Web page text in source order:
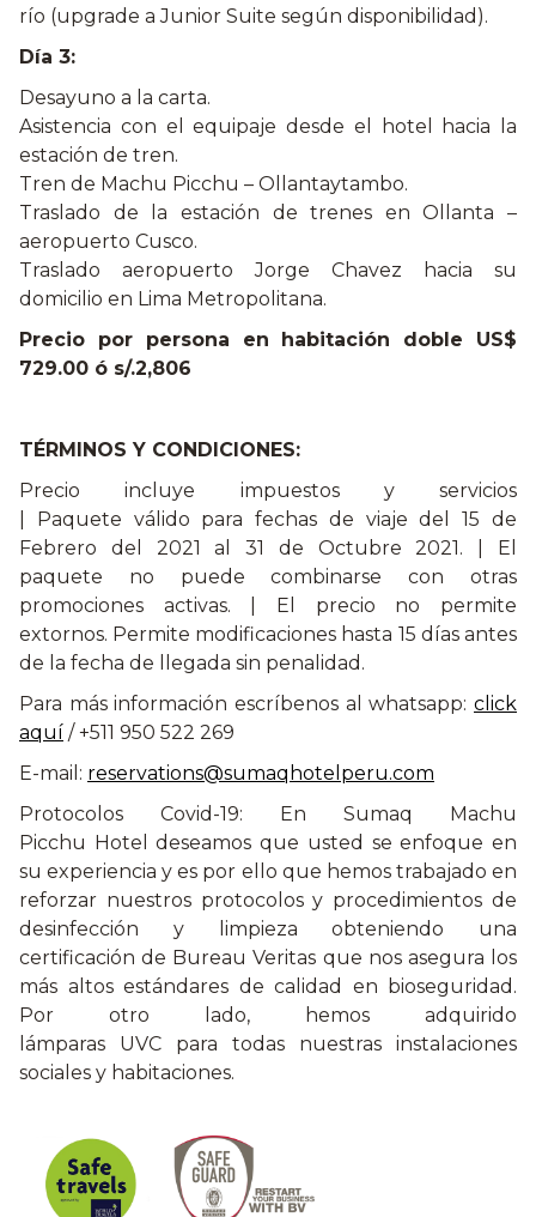
río (upgrade a Junior Suite según disponibilidad).
Día 3:
Desayuno a la carta.
Asistencia con el equipaje desde el hotel hacia la
estación de tren.
Tren de Machu Picchu – Ollantaytambo.
Traslado de la estación de trenes en Ollanta –
aeropuerto Cusco.
Traslado aeropuerto Jorge Chavez hacia su
domicilio en Lima Metropolitana.
Precio por persona en habitación doble US$
729.00 ó s/.2,806
TÉRMINOS Y CONDICIONES:
Precio incluye impuestos y servicios
| Paquete válido para fechas de viaje del 15 de
Febrero del 2021 al 31 de Octubre 2021. | El
paquete no puede combinarse con otras
promociones activas. | El precio no permite
extornos. Permite modificaciones hasta 15 días antes
de la fecha de llegada sin penalidad.
Para más información escríbenos al whatsapp: click
aquí / +511 950 522 269
E-mail: reservations@sumaqhotelperu.com
Protocolos Covid-19: En Sumaq Machu
Picchu Hotel deseamos que usted se enfoque en
su experiencia y es por ello que hemos trabajado en
reforzar nuestros protocolos y procedimientos de
desinfección y limpieza obteniendo una
certificación de Bureau Veritas que nos asegura los
más altos estándares de calidad en bioseguridad.
Por otro lado, hemos adquirido
lámparas UVC para todas nuestras instalaciones
sociales y habitaciones.